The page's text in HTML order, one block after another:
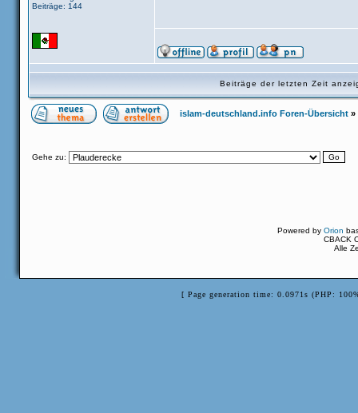
Beiträge: 144
Beiträge der letzten Zeit
islam-deutschland.info Foren-Übersicht »
Gehe zu:
Powered byOrion
CBACK
Alle
[ Page generation time: 0.0971s (PHP: